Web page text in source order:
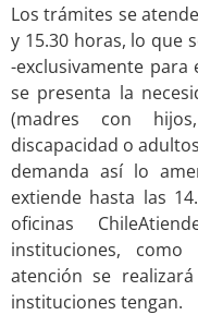
Los trámites se
y 15.30 horas, lo que
-exclusivamente para
se presenta la
(madres con
discapacidad o
demanda así lo
extiende hasta las
oficinas
instituciones,
atención se
instituciones tengan.